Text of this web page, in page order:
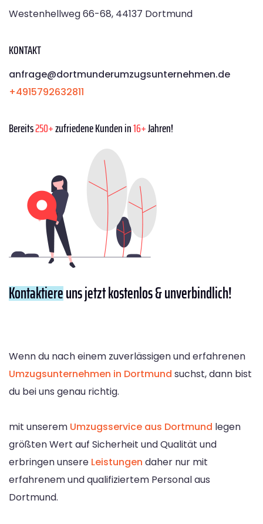
Westenhellweg 66-68, 44137 Dortmund
KONTAKT
anfrage@dortmunderumzugsunternehmen.de
+4915792632811
Bereits250+zufriedene Kunden in16+Jahren!
Kontaktiereuns jetzt kostenlos & unverbindlich!
Wenn du nach einem zuverlässigen und erfahrenen
Umzugsunternehmen in Dortmund suchst, dann bist
du bei uns genau richtig.
mit unserem Umzugsservice aus Dortmund legen
größten Wert auf Sicherheit und Qualität und
erbringen unsere Leistungen daher nur mit
erfahrenem und qualifiziertem Personal aus
Dortmund.